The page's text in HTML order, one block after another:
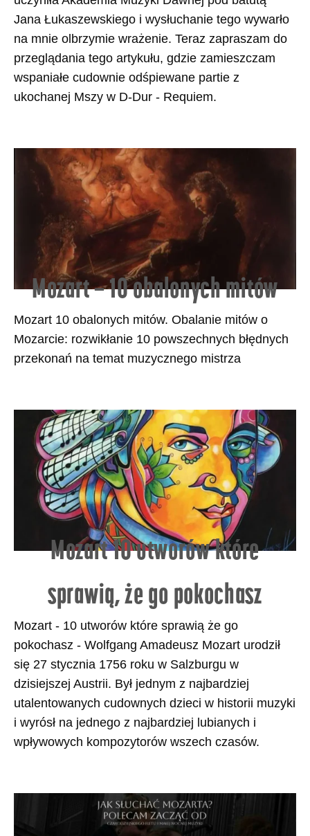
Jana Łukaszewskiego i wysłuchanie tego wywarło
na mnie olbrzymie wrażenie. Teraz zapraszam do
przeglądania tego artykułu, gdzie zamieszczam
wspaniałe cudownie odśpiewane partie z
ukochanej Mszy w D-Dur - Requiem.
Mozart – 10 obalonych mitów
Mozart 10 obalonych mitów. Obalanie mitów o
Mozarcie: rozwikłanie 10 powszechnych błędnych
przekonań na temat muzycznego mistrza
Mozart 10 utworów które
sprawią, że go pokochasz
Mozart - 10 utworów które sprawią że go
pokochasz - Wolfgang Amadeusz Mozart urodził
się 27 stycznia 1756 roku w Salzburgu w
dzisiejszej Austrii. Był jednym z najbardziej
utalentowanych cudownych dzieci w historii muzyki
i wyrósł na jednego z najbardziej lubianych i
wpływowych kompozytorów wszech czasów.